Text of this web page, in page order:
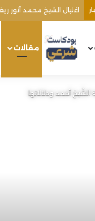
مقالات
أحمد ودلالاتها